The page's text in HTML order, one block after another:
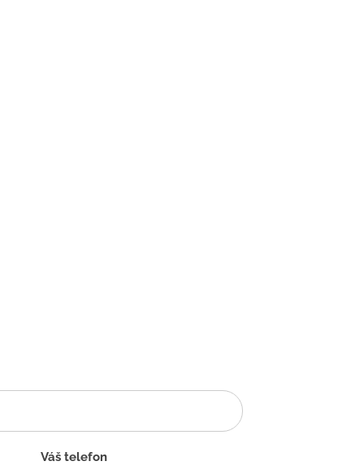
Váš telefon